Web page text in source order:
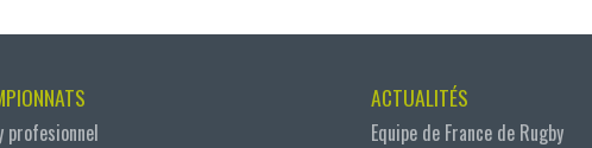
profesionnel
ACTUALITÉS
Equipe de France de Rugby